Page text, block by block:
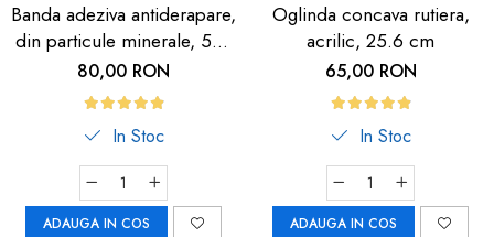
Banda adeziva antiderapare,
din particule minerale, 5m,
neagra cu dunga
fosforescenta
80,00 RON
In Stoc
ADAUGA IN COS
Oglinda concava rutiera,
acrilic, 25.6 cm
65,00 RON
In Stoc
ADAUGA IN COS